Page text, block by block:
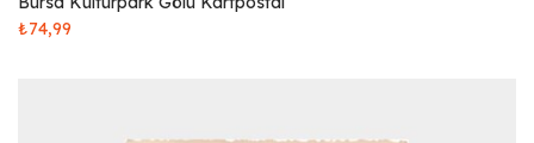
₺74,99